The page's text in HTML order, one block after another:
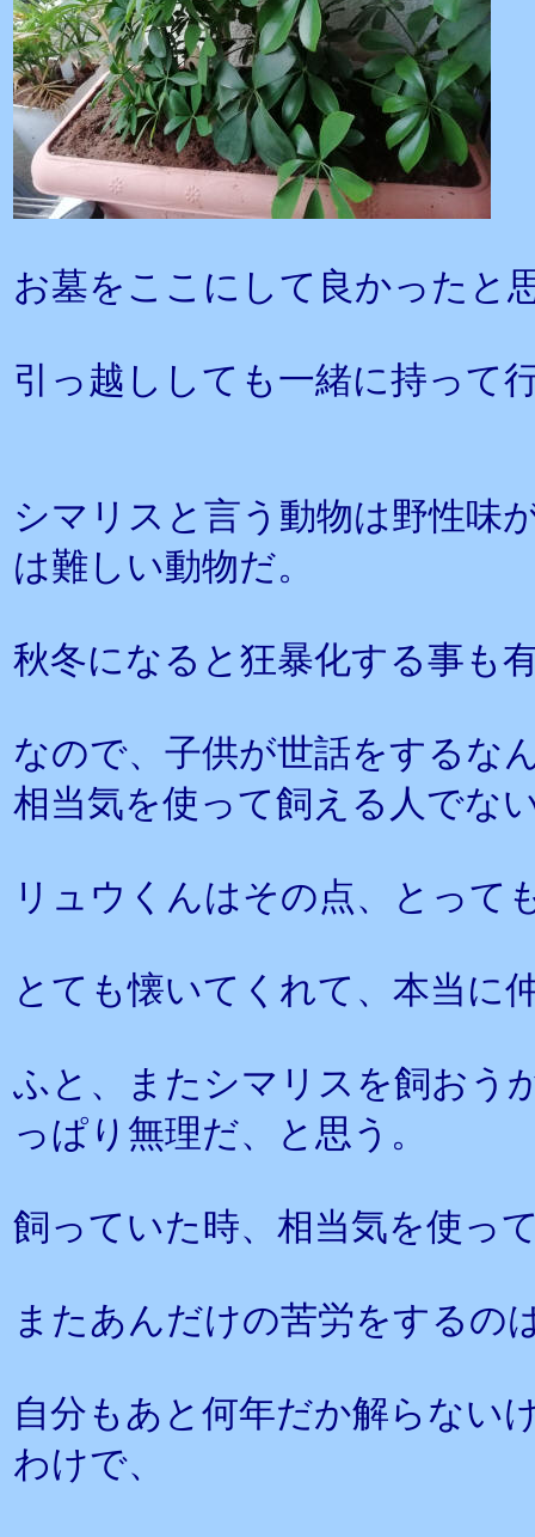
お墓をここにして良かったと
引っ越ししても一緒に持って
シマリスと言う動物は野性味
は難しい動物だ。
秋冬になると狂暴化する事も
なので、子供が世話をするな
相当気を使って飼える人でな
リュウくんはその点、とって
とても懐いてくれて、本当に
ふと、またシマリスを飼おう
っぱり無理だ、と思う。
飼っていた時、相当気を使っ
またあんだけの苦労をするの
自分もあと何年だか解らない
わけで、